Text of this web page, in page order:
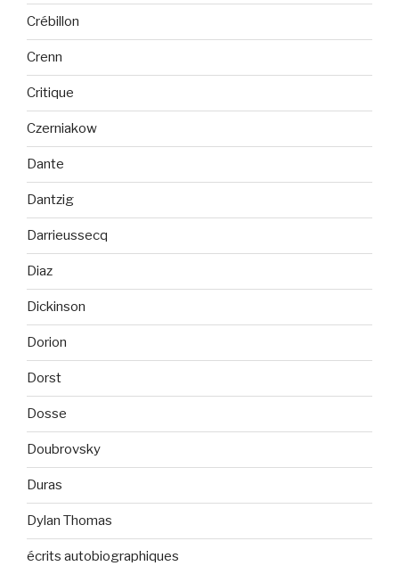
Crébillon
Crenn
Critique
Czerniakow
Dante
Dantzig
Darrieussecq
Diaz
Dickinson
Dorion
Dorst
Dosse
Doubrovsky
Duras
Dylan Thomas
écrits autobiographiques